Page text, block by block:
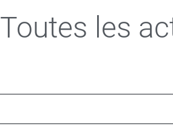
Toutes les